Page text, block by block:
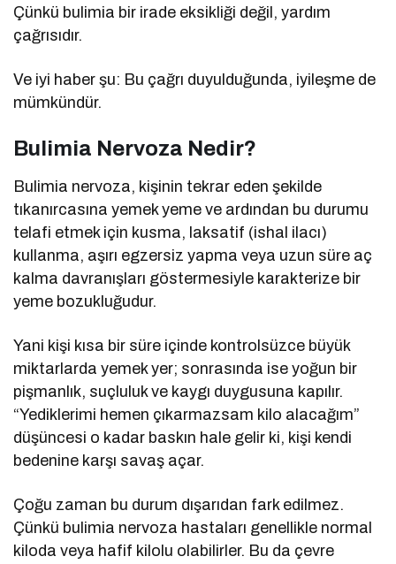
Çünkü bulimia bir irade eksikliği değil, yardım
çağrısıdır.
Ve iyi haber şu: Bu çağrı duyulduğunda, iyileşme de
mümkündür.
Bulimia Nervoza Nedir?
Bulimia nervoza, kişinin tekrar eden şekilde
tıkanırcasına yemek yeme ve ardından bu durumu
telafi etmek için kusma, laksatif (ishal ilacı)
kullanma, aşırı egzersiz yapma veya uzun süre aç
kalma davranışları göstermesiyle karakterize bir
yeme bozukluğudur.
Yani kişi kısa bir süre içinde kontrolsüzce büyük
miktarlarda yemek yer; sonrasında ise yoğun bir
pişmanlık, suçluluk ve kaygı duygusuna kapılır.
“Yediklerimi hemen çıkarmazsam kilo alacağım”
düşüncesi o kadar baskın hale gelir ki, kişi kendi
bedenine karşı savaş açar.
Çoğu zaman bu durum dışarıdan fark edilmez.
Çünkü bulimia nervoza hastaları genellikle normal
kiloda veya hafif kilolu olabilirler. Bu da çevre